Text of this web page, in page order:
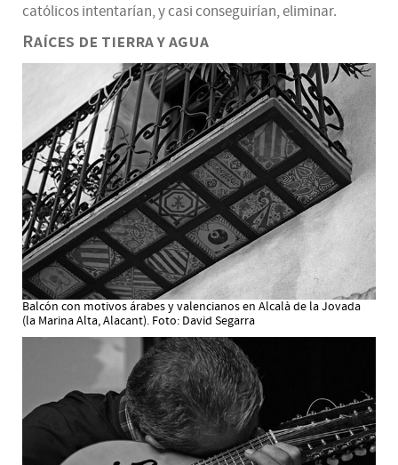
católicos intentarían, y casi conseguirían, eliminar.
Raíces de tierra y agua
Balcón con motivos árabes y valencianos en Alcalà de la Jovada
(la Marina Alta, Alacant). Foto: David Segarra